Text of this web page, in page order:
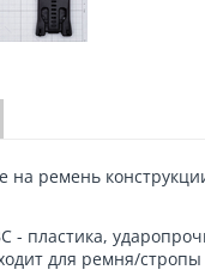
на ремень
- пластика,
для ремня/